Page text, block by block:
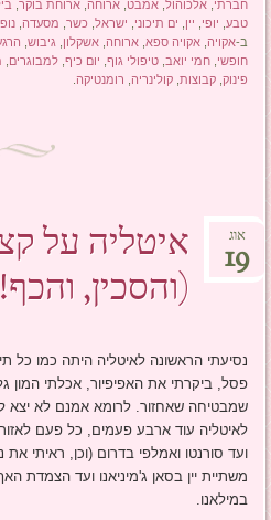
חברתי ,אלכוהול ,אמבט ,ארוחה ,ארוחת בוקר
טבע יופי יין ים תיכוני ישראל כשר מסעדה ,
ב-אקויה ,אקויה ספא ,ארוחה ,אשקלון גיבוש
חופשי ,חמי יואב ,טיפולי גוף יום כיף ,למבוגרים
פינוק ,קבוצות ,קולינריה רומנטיקה
איטליה על
(והסכין,
אוג
19
נסיעתי הראשונה לאיטליה היתה כמו כל
פסל, ביקרתי את האפיפיור, אכלתי המון
שמבטיחה שאחזור. לרומא אמנם לא יצא
לאיטליה עוד ארבע פעמים, כל פעם לאזור
ועד סורנטו ואמלפי בדרום (וכן, ראיתי את
משתיית יין בסאן ג'מיניאנו ועד הצמדת
במילאנו.